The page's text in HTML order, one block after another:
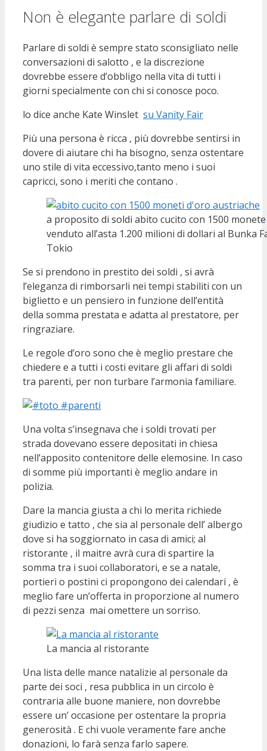
Non è elegante parlare di soldi
Parlare di soldi è sempre stato sconsigliato nelle
conversazioni di salotto , e la discrezione
dovrebbe essere d’obbligo nella vita di tutti i
giorni specialmente con chi si conosce poco.
lo dice anche Kate Winslet su Vanity Fair
Più una persona è ricca , più dovrebbe sentirsi in
dovere di aiutare chi ha bisogno, senza ostentare
uno stile di vita eccessivo,tanto meno i suoi
capricci, sono i meriti che contano .
a proposito di soldi abito cucito con 1500
venduto all’asta 1.200 milioni di dollari al Bunka
Tokio
Se si prendono in prestito dei soldi , si avrà
l’eleganza di rimborsarli nei tempi stabiliti con un
biglietto e un pensiero in funzione dell’entità
della somma prestata e adatta al prestatore, per
ringraziare.
Le regole d’oro sono che è meglio prestare che
chiedere e a tutti i costi evitare gli affari di soldi
tra parenti, per non turbare l’armonia familiare.
Una volta s’insegnava che i soldi trovati per
strada dovevano essere depositati in chiesa
nell’apposito contenitore delle elemosine. In caso
di somme più importanti è meglio andare in
polizia.
Dare la mancia giusta a chi lo merita richiede
giudizio e tatto , che sia al personale dell’ albergo
dove si ha soggiornato in casa di amici; al
ristorante , il maitre avrà cura di spartire la
somma tra i suoi collaboratori, e se a natale,
portieri o postini ci propongono dei calendari , è
meglio fare un’offerta in proporzione al numero
di pezzi senza mai omettere un sorriso.
La mancia al ristorante
Una lista delle mance natalizie al personale da
parte dei soci , resa pubblica in un circolo è
contraria alle buone maniere, non dovrebbe
essere un’ occasione per ostentare la propria
generosità . E chi vuole veramente fare anche
donazioni, lo farà senza farlo sapere.